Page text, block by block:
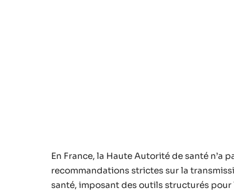
En France, la Haute Autorité de santé n’a
recommandations strictes sur la
santé, imposant des outils structurés